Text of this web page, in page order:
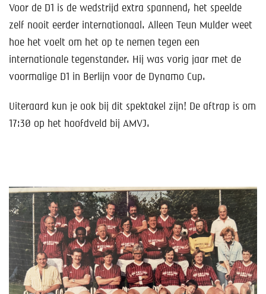
Voor de D1 is de wedstrijd extra spannend, het speelde
zelf nooit eerder internationaal. Alleen Teun Mulder weet
hoe het voelt om het op te nemen tegen een
internationale tegenstander. Hij was vorig jaar met de
voormalige D1 in Berlijn voor de Dynamo Cup.
Uiteraard kun je ook bij dit spektakel zijn! De aftrap is om
17:30 op het hoofdveld bij AMVJ.